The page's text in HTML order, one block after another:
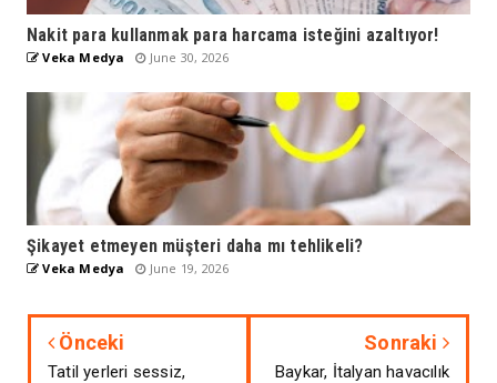
Nakit para kullanmak para harcama isteğini azaltıyor!
Veka Medya June 30, 2026
Şikayet etmeyen müşteri daha mı tehlikeli?
Veka Medya June 19, 2026
Önceki
Tatil yerleri sessiz,
Sonraki
Baykar, İtalyan havacılık